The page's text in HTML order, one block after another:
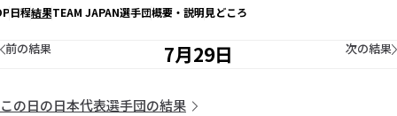
日程結果TEAM JAPAN選手団概要・説明見どころ
7月29日
前の結果 次の結果
この日の日本代表選手団の結果